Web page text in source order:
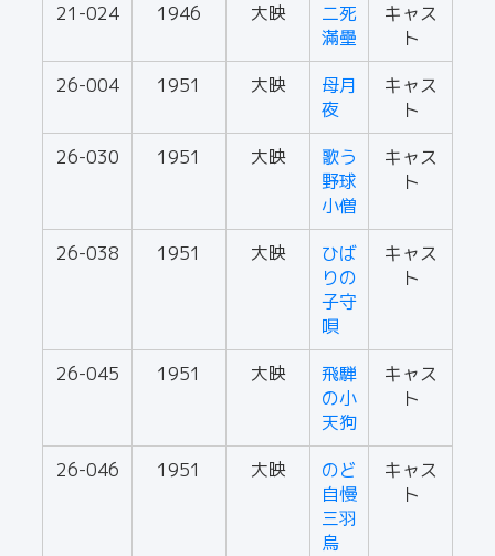
21-024 1946 大映
二死
滿壘
キャス
ト
26-004
1951 大映
母月
夜
キャス
ト
26-030
1951 大映
歌う
野球
小僧
キャス
ト
26-038 1951 大映
ひば
りの
子守
唄
キャス
ト
26-045 1951 大映
飛騨
の小
天狗
キャス
ト
26-046 1951 大映
のど
自慢
三羽
烏
キャス
ト